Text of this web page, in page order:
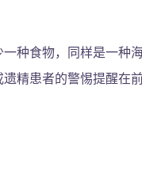
种食物，同样是一种
精患者的警惕提醒在